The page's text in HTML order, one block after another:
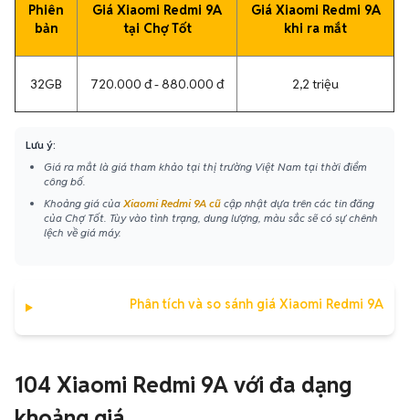
Phiên
bản
Giá Xiaomi Redmi 9A
tại Chợ Tốt
Giá Xiaomi Redmi 9A
khi ra mắt
32GB 720.000 đ - 880.000 đ 2,2 triệu
Lưu ý:
Giá ra mắt là giá tham khảo tại thị trường Việt Nam tại thời điểm
công bố.
Khoảng giá của Xiaomi Redmi 9A cũ cập nhật dựa trên các tin đăng
của Chợ Tốt. Tùy vào tình trạng, dung lượng, màu sắc sẽ có sự chênh
lệch về giá máy.
Phân tích và so sánh giá Xiaomi Redmi 9A
104 Xiaomi Redmi 9A với đa dạng